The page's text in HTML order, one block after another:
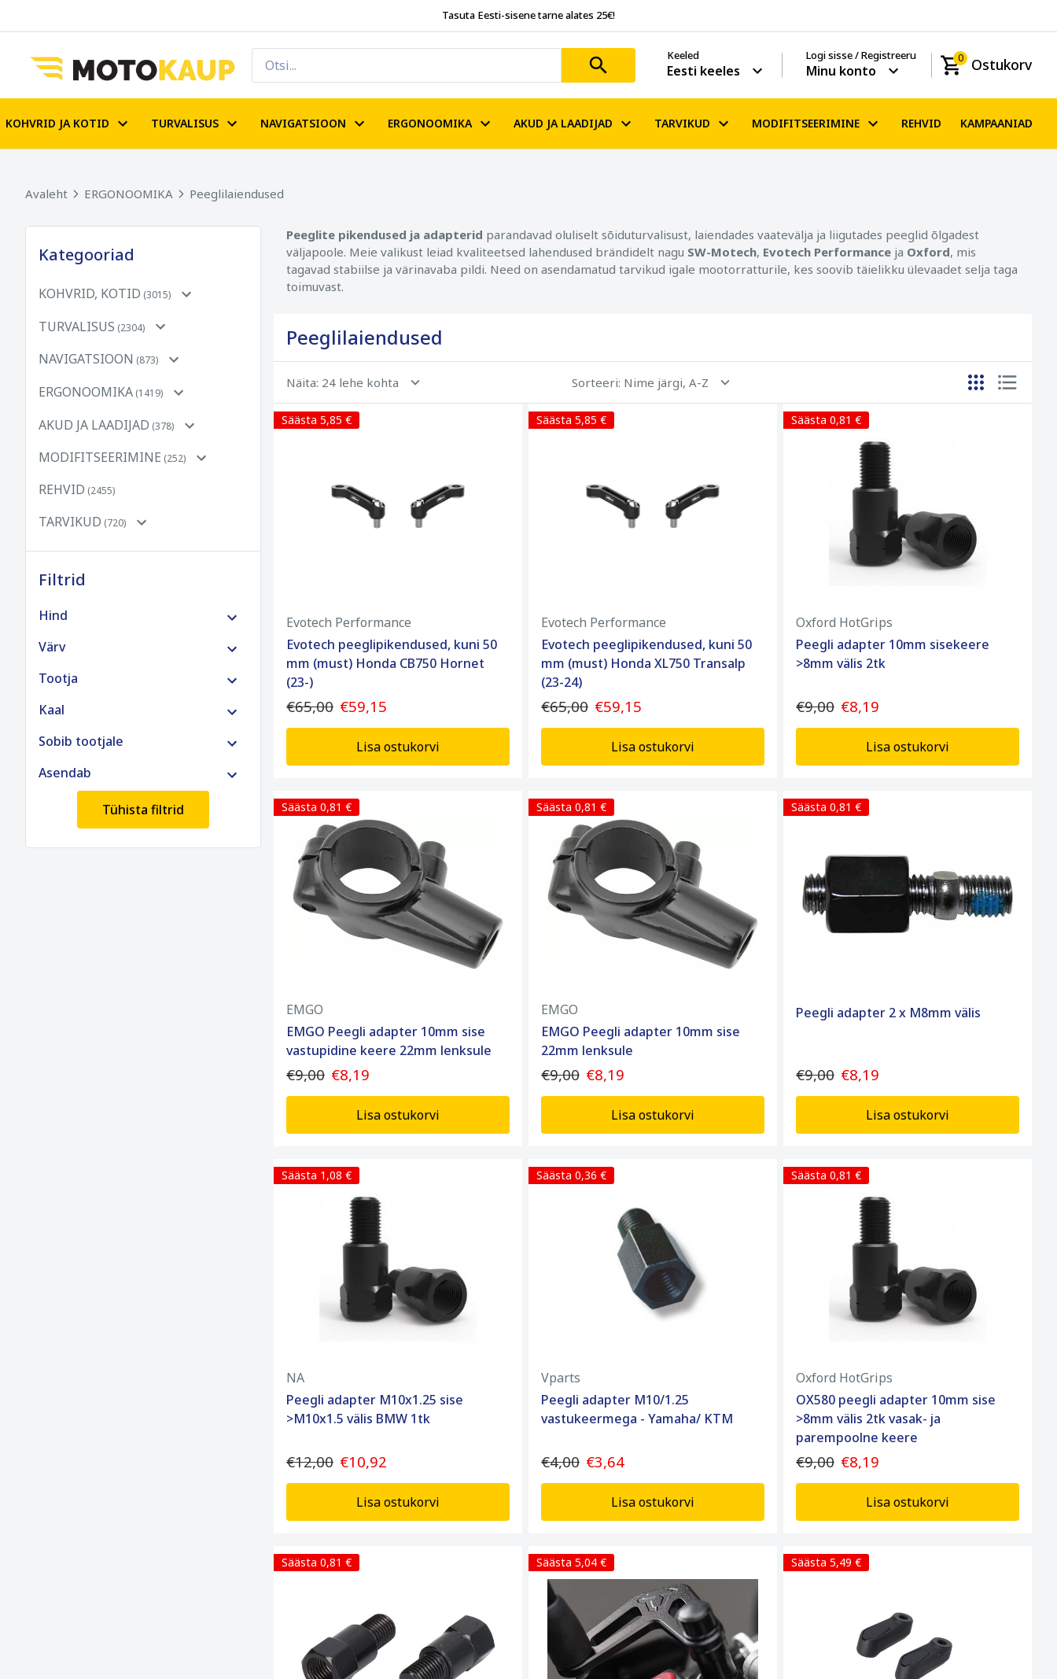
Tasuta Eesti-sisene tarne alates 25€!
Logi sisse / Registreeru
Minu konto
0 Ostukorv
Keeled
Eesti keeles
KOHVRID JA KOTID TURVALISUS NAVIGATSIOON ERGONOOMIKA AKUD JA LAADIJAD TARVIKUD MODIFITSEERIMINE REHVID KAMPAANIAD
Avaleht ERGONOOMIKA Peeglilaiendused
Kategooriad
KOHVRID, KOTID (3015)
TURVALISUS (2304)
NAVIGATSIOON (873)
ERGONOOMIKA (1419)
AKUD JA LAADIJAD (378)
MODIFITSEERIMINE (252)
REHVID (2455)
TARVIKUD (720)
Filtrid
Hind
Värv
Tootja
Kaal
Sobib tootjale
Asendab
Tühista filtrid
Peeglite pikendused ja adapterid parandavad oluliselt sõiduturvalisust, laiendades vaatevälja ja liigutades peeglid õlgadest
väljapoole. Meie valikust leiad kvaliteetsed lahendused brändidelt nagu SW-Motech, Evotech Performance ja Oxford, mis
tagavad stabiilse ja värinavaba pildi. Need on asendamatud tarvikud igale mootorratturile, kes soovib täielikku ülevaadet selja taga
toimuvast.
Peeglilaiendused
Näita: 24 lehe kohta Sorteeri: Nime järgi, A-Z
Säästa 5,85 €
Evotech Performance
Evotech peeglipikendused, kuni 50
mm (must) Honda CB750 Hornet
(23-)
€65,00 €59,15
Lisa ostukorvi
Säästa 5,85 €
Evotech Performance
Evotech peeglipikendused, kuni 50
mm (must) Honda XL750 Transalp
(23-24)
€65,00 €59,15
Lisa ostukorvi
Säästa 0,81 €
Oxford HotGrips
Peegli adapter 10mm sisekeere
>8mm välis 2tk
€9,00 €8,19
Lisa ostukorvi
Säästa 0,81 €
EMGO
EMGO Peegli adapter 10mm sise
vastupidine keere 22mm lenksule
€9,00 €8,19
Lisa ostukorvi
Säästa 0,81 €
EMGO
EMGO Peegli adapter 10mm sise
22mm lenksule
€9,00 €8,19
Lisa ostukorvi
Säästa 0,81 €
Peegli adapter 2 x M8mm välis
€9,00 €8,19
Lisa ostukorvi
Säästa 1,08 €
NA
Peegli adapter M10x1.25 sise
>M10x1.5 välis BMW 1tk
€12,00 €10,92
Lisa ostukorvi
Säästa 0,36 €
Vparts
Peegli adapter M10/1.25
vastukeermega - Yamaha/ KTM
€4,00 €3,64
Lisa ostukorvi
Säästa 0,81 €
Oxford HotGrips
OX580 peegli adapter 10mm sise
>8mm välis 2tk vasak- ja
parempoolne keere
€9,00 €8,19
Lisa ostukorvi
Säästa 0,81 € Säästa 5,04 € Säästa 5,49 €